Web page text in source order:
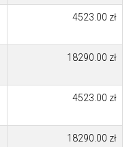
4523.00 zł
18290.00 zł
4523.00 zł
18290.00 zł